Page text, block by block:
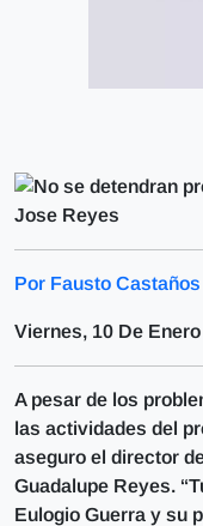
Por Fausto Castaños
Viernes, 10 De
A pesar de los
las actividades del
aseguro el director
Guadalupe Reyes.
Eulogio Guerra y su